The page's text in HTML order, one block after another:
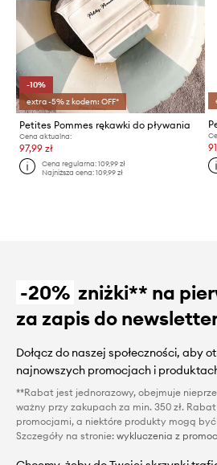
-10%
extra -5% z kodem: OFF*
Petites Pommes rękawki do pływania
Cena aktualna:
97,99 zł
Cena regularna:109,99 zł
Najniższa cena:109,99 zł
-20% zniżki** na
za zapis do
Dołącz do naszej społeczności, aby
najnowszych promocjach i
**Rabat jest jednorazowy, obejmuje
ważny przy zakupach za min. 350 zł.
promocjami, a niektóre produkty mogą
Szczegóły na stronie: wykluczenia z